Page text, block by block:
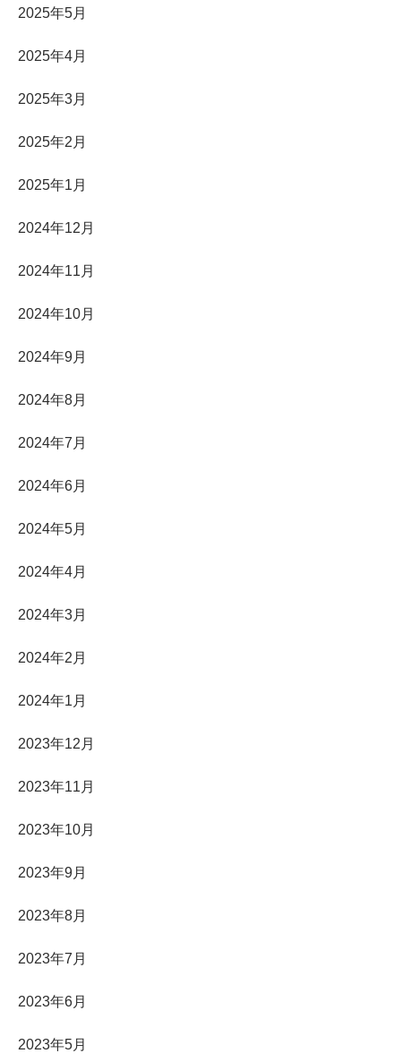
2025年5月
2025年4月
2025年3月
2025年2月
2025年1月
2024年12月
2024年11月
2024年10月
2024年9月
2024年8月
2024年7月
2024年6月
2024年5月
2024年4月
2024年3月
2024年2月
2024年1月
2023年12月
2023年11月
2023年10月
2023年9月
2023年8月
2023年7月
2023年6月
2023年5月